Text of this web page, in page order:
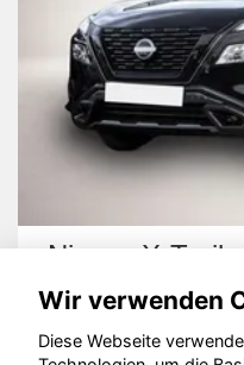
Nissan X-Trail
Wir verwenden
Diese Webseite